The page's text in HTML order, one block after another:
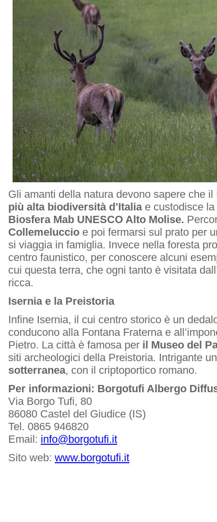
Gli amanti della natura devono sapere che
più alta biodiversità d’Italiae custodisce
Biosfera Mab UNESCO Alto Molise.
Collemeluccio e poi fermarsi sul prato per
si viaggia in famiglia. Invece nella foresta
centro faunistico, per conoscere alcuni
cui questa terra, che ogni tanto è visitata
ricca.
Isernia e la Preistoria
Infine Isernia, il cui centro storico è un
conducono alla Fontana Fraterna e
Pietro. La città è famosa per il Museo del
siti archeologici della Preistoria. Intrigante
sotterranea, con il criptoportico romano.
Per informazioni: Borgotufi Albergo
Via Borgo Tufi, 80
86080 Castel del Giudice (IS)
Tel. 0865 946820
Email: info@borgotufi.it
Sito web: www.borgotufi.it